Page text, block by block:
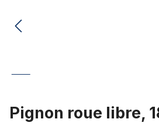
Pignon roue libre,